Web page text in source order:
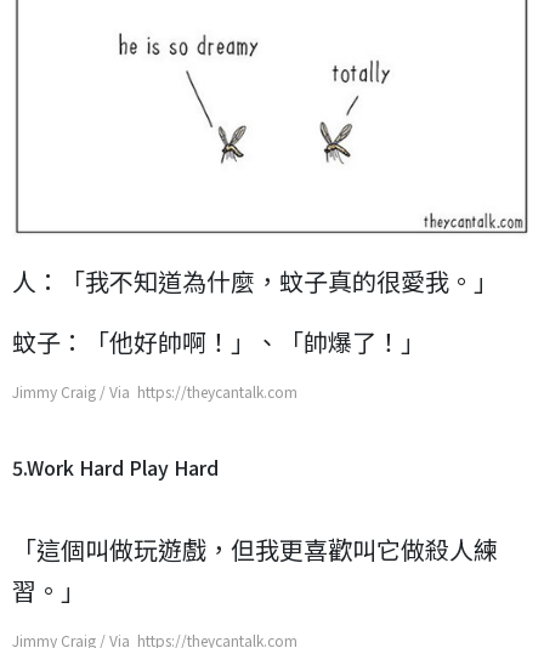
人：「我不知道為什麼，蚊子真的很愛我。」
蚊子：「他好帥啊！」、「帥爆了！」
Jimmy Craig / Via https://theycantalk.com
5.Work Hard Play Hard
「這個叫做玩遊戲，但我更喜歡叫它做殺人練
習。」
Jimmy Craig / Via https://theycantalk.com